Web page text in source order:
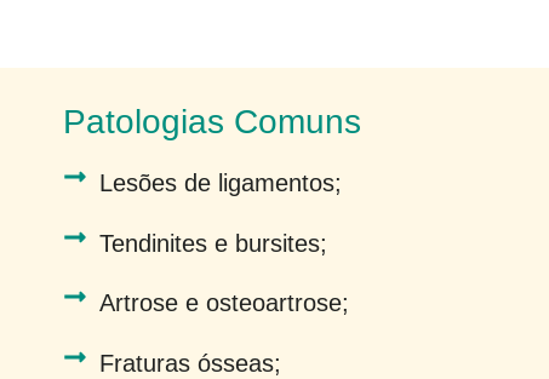
Patologias Comuns
Lesões de ligamentos;
Tendinites e bursites;
Artrose e osteoartrose;
Fraturas ósseas;